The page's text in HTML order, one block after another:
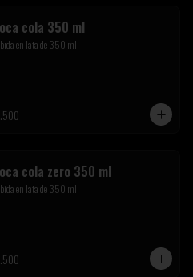
cola 350 ml
en lata de 350 ml
cola zero 350 ml
en lata de 350 ml